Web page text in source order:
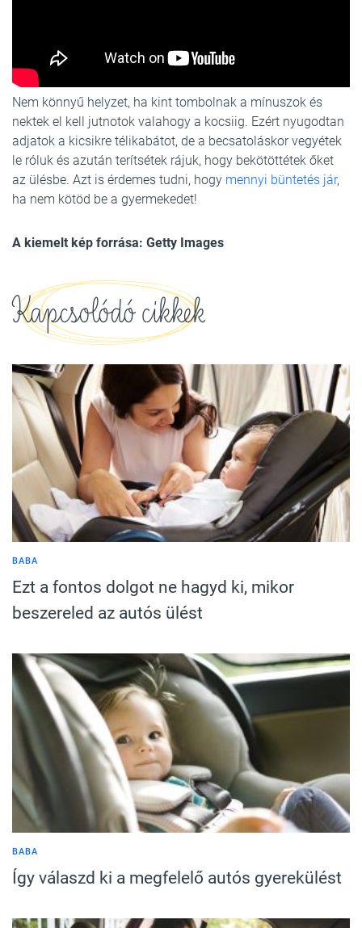
Nem könnyű helyzet, ha kint tombolnak a mínuszok és
nektek el kell jutnotok valahogy a kocsiig. Ezért nyugodtan
adjatok a kicsikre télikabátot, de a becsatoláskor vegyétek
le róluk és azután terítsétek rájuk, hogy bekötöttétek őket
az ülésbe. Azt is érdemes tudni, hogy mennyi büntetés jár,
ha nem kötöd be a gyermekedet!
A kiemelt kép forrása: Getty Images
Kapcsolódó cikkek
BABA
Ezt a fontos dolgot ne hagyd ki, mikor
beszereled az autós ülést
BABA
Így válaszd ki a megfelelő autós gyerekülést